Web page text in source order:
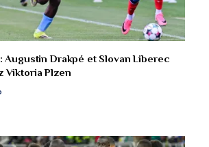
: Augustin Drakpé et Slovan Liberec
Viktoria Plzen